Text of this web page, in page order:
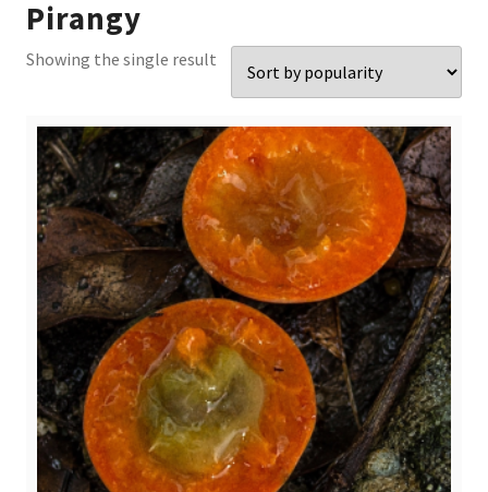
Pirangy
Showing the single result